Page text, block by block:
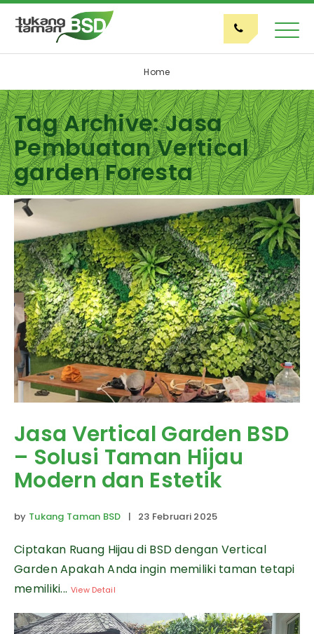
Home
Tag Archive: Jasa
Pembuatan Vertical
garden Foresta
Jasa Vertical Garden BSD
– Solusi Taman Hijau
Modern dan Estetik
by Tukang Taman BSD | 23 Februari 2025
Ciptakan Ruang Hijau di BSD dengan Vertical
Garden Apakah Anda ingin memiliki taman tetapi
memiliki... View Detail